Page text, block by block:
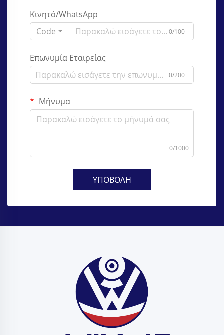
Κινητό/WhatsApp
Code
0/100
Επωνυμία Εταιρείας
0/200
Μήνυμα
0/1000
ΥΠΟΒΟΛΗ